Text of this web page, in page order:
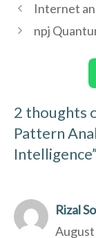
Internet
npj
2 thoughts
Pattern
Intelligence”
Rizal
August